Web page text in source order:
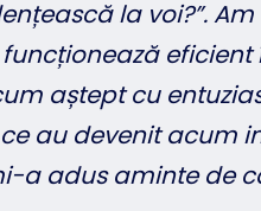
la voi?”.
eficient
aștept cu
au devenit acum
a adus aminte de